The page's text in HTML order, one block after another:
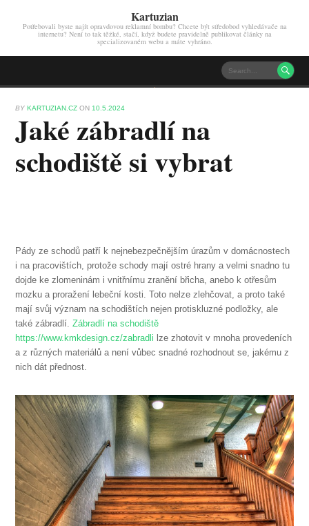
Kartuzian
Potřebovali byste najít opravdovou reklamní bombu? Chcete být středobod vyhledávače na
internetu? Není to tak těžké, stačí, když budete pravidelně publikovat články na
specializovaném webu a máte vyhráno.

BY KARTUZIAN.CZON10.5.2024
Jaké zábradlí na
schodiště si vybrat
Pády ze schodů patří k nejnebezpečnějším úrazům v domácnostech
i na pracovištích, protože schody mají ostré hrany a velmi snadno tu
dojde ke zlomeninám i vnitřnímu zranění břicha, anebo k otřesům
mozku a proražení lebeční kosti. Toto nelze zlehčovat, a proto také
mají svůj význam na schodištích nejen protiskluzné podložky, ale
také zábradlí.Zábradlí na schodiště
https://www.kmkdesign.cz/zabradli lze zhotovit v mnoha provedeních
a z různých materiálů a není vůbec snadné rozhodnout se, jakému z
nich dát přednost.